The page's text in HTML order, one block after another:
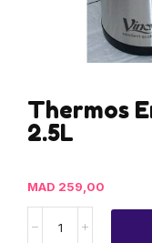
Thermos
2.5L
MAD 259,00